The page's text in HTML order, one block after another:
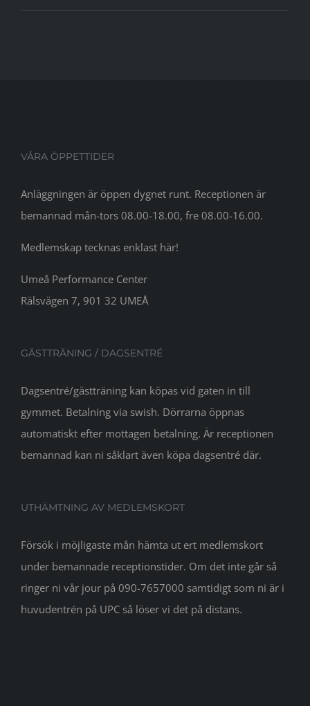
VÅRA ÖPPETTIDER
Anläggningen är öppen dygnet runt. Receptionen är
bemannad mån-tors 08.00-18.00, fre 08.00-16.00.
Medlemskap tecknas enklast här!
Umeå Performance Center
Rälsvägen 7, 901 32 UMEÅ
GÄSTTRÄNING / DAGSENTRÉ
Dagsentré/gästträning kan köpas vid gaten in till
gymmet. Betalning via swish. Dörrarna öppnas
automatiskt efter mottagen betalning. Är receptionen
bemannad kan ni såklart även köpa dagsentré där.
UTHÄMTNING AV MEDLEMSKORT
Försök i möjligaste mån hämta ut ert medlemskort
under bemannade receptionstider. Om det inte går så
ringer ni vår jour på 090-7657000 samtidigt som ni är i
huvudentrén på UPC så löser vi det på distans.